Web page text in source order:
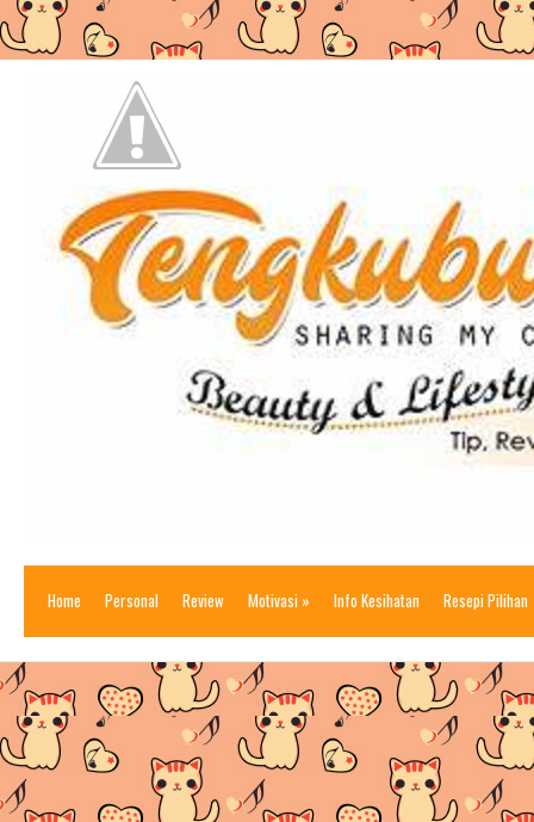
Home Personal Review Motivasi » Info Kesihatan Resepi Pilihan